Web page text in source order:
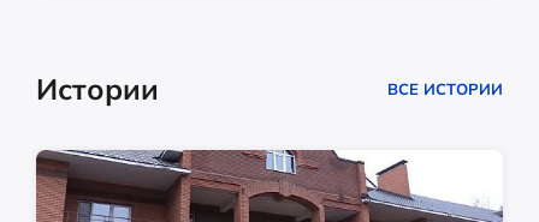
Истории ВСЕ ИСТОРИИ